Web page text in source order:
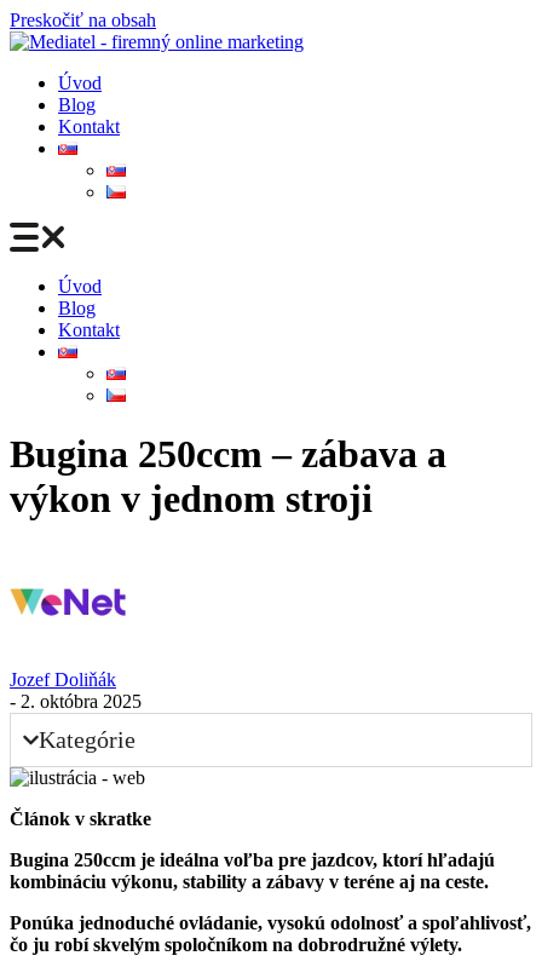
Preskočiť na obsah
Úvod
Blog
Kontakt
Úvod
Blog
Kontakt
Bugina 250ccm – zábava a
výkon v jednom stroji
Jozef Doliňák
- 2. októbra 2025
Kategórie
Článok v skratke
Bugina 250ccm je ideálna voľba pre jazdcov, ktorí hľadajú
kombináciu výkonu, stability a zábavy v teréne aj na ceste.
Ponúka jednoduché ovládanie, vysokú odolnosť a spoľahlivosť,
čo ju robí skvelým spoločníkom na dobrodružné výlety.